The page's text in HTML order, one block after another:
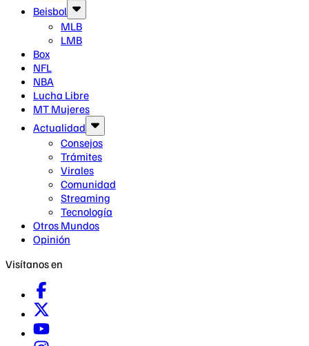
Beisbol
MLB
LMB
Box
NFL
NBA
Lucha Libre
MT Mujeres
Actualidad
Consejos
Trámites
Virales
Comunidad
Streaming
Tecnología
Otros Mundos
Opinión
Visítanos en